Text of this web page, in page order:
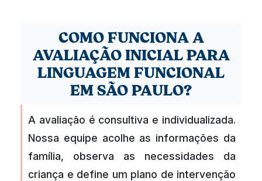
COMO FUNCIONA A
AVALIAÇÃO INICIAL PARA
LINGUAGEM FUNCIONAL
EM SÃO PAULO?
A avaliação é consultiva e individualizada.
Nossa equipe acolhe as informações da
família, observa as necessidades da
criança e define um plano de intervenção